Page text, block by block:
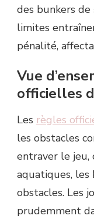
des bunkers de
limites
pénalité,
Vue
officielles
Les règles
les obstacles
entraver le jeu,
aquatiques, les
obstacles. Les
prudemment